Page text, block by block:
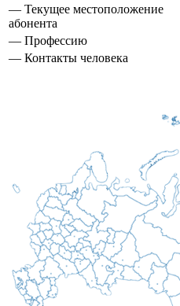
— Текущее местоположение
абонента
— Профессию
— Контакты человека